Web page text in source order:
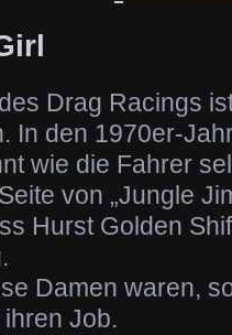
Drag Racings
In den 1970er-
wie die Fahrer
von „Jungle
Hurst Golden
Damen waren,
Job.